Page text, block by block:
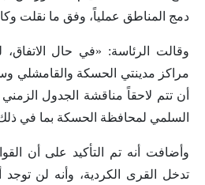
دمج المناطق عملياً، وفق ما نقلت
وقالت الرئاسة: «في حال
مراكز مدينتي الحسكة والقامشلي
أن تتم لاحقاً مناقشة الجدول
السلمي لمحافظة الحسكة بما في
وأضافت أنه تم التأكيد على أن
تدخل القرى الكردية، وأنه لن